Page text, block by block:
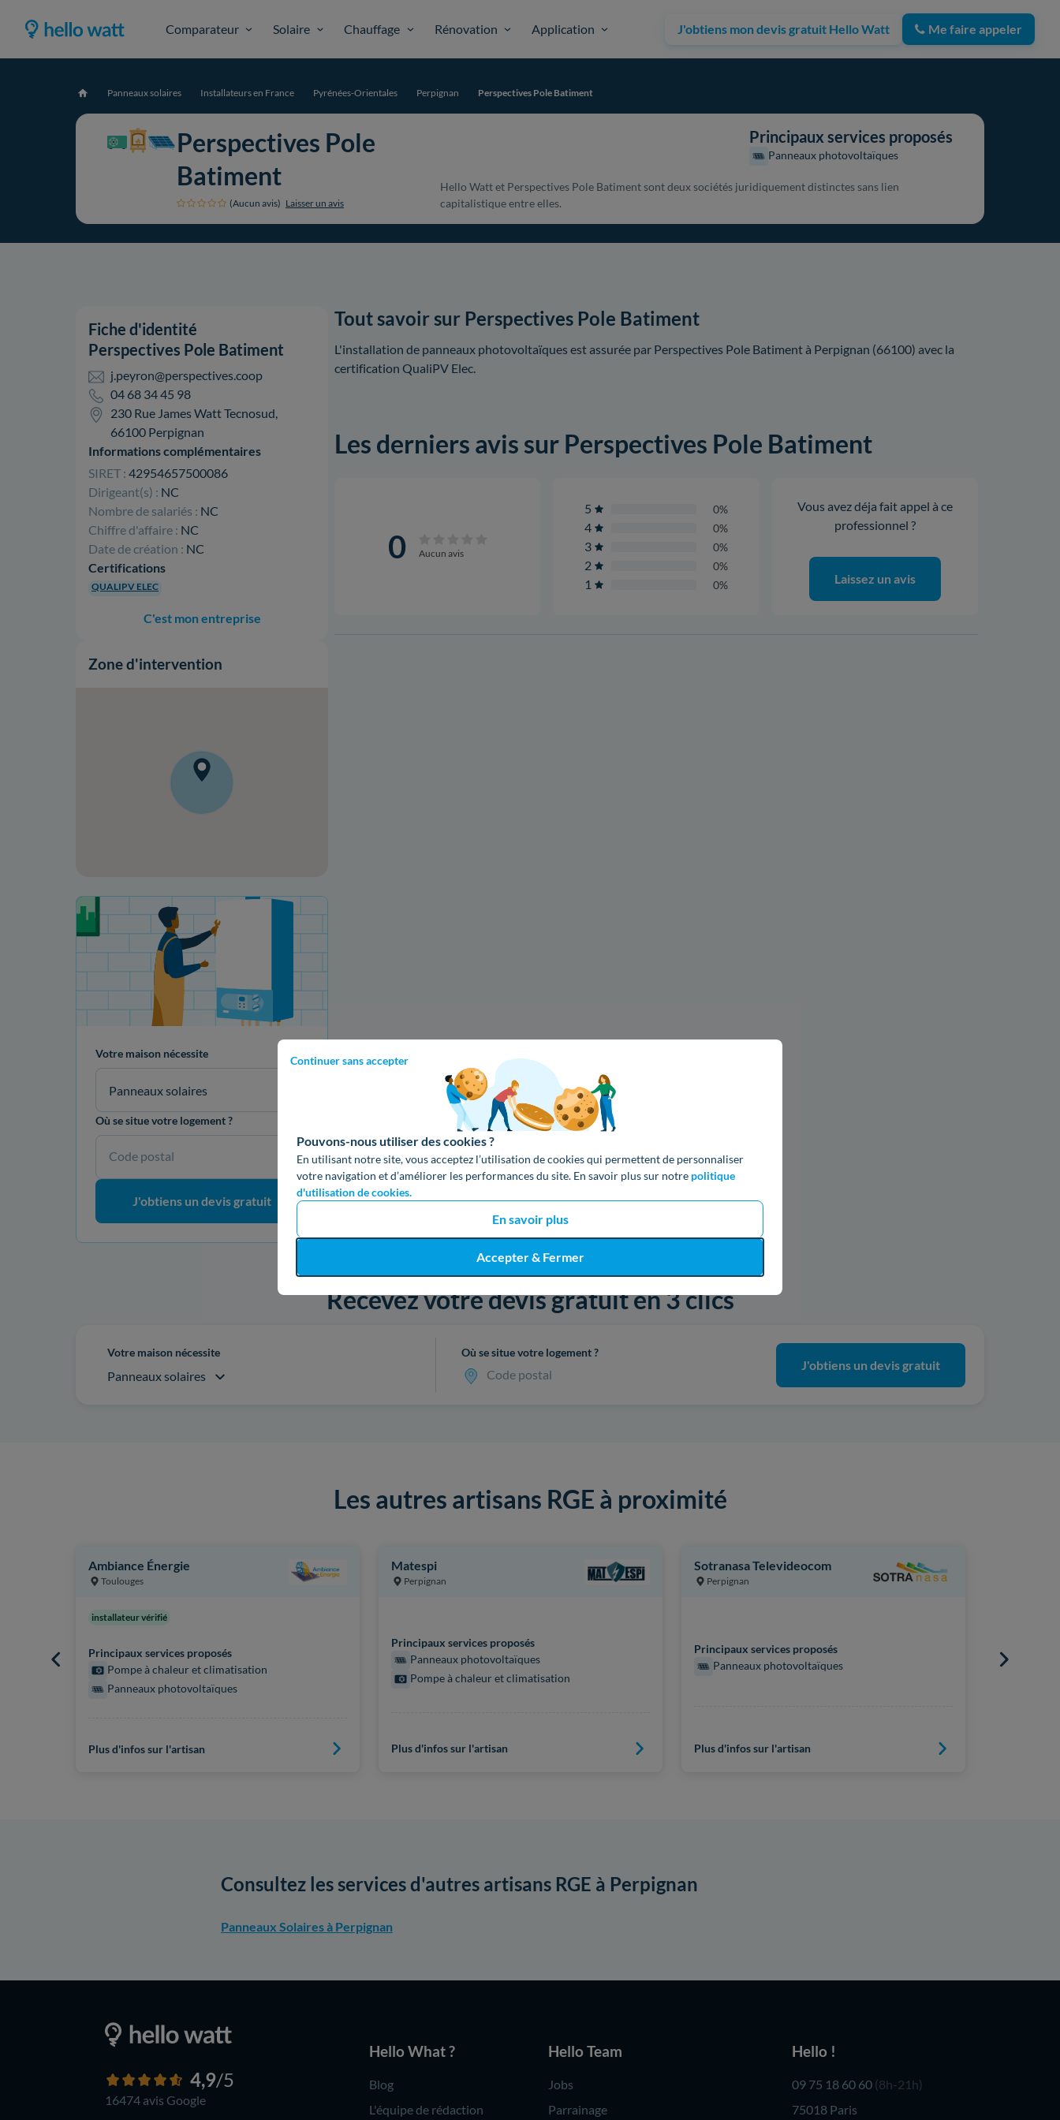
Comparateur Solaire Chauffage Rénovation Application J'obtiens mon devis gratuit Hello Watt Me faire appeler
Continuer sans accepter
Pouvons-nous utiliser des cookies ?
En utilisant notre site, vous acceptez l’utilisation de cookies qui permettent de personnaliser
votre navigation et d’améliorer les performances du site. En savoir plus sur notre politique
d'utilisation de cookies.
En savoir plus
Accepter & Fermer
Accueil Panneaux solaires Installateurs en France Pyrénées-Orientales Perpignan Perspectives Pole Batiment
Perspectives Pole
Batiment
(Aucun avis) Laisser un avis
Principaux services proposés
Panneaux photovoltaïques
Hello Watt et Perspectives Pole Batiment sont deux sociétés juridiquement distinctes sans lien
capitalistique entre elles.
Fiche d'identité
Perspectives Pole Batiment
j.peyron@perspectives.coop
04 68 34 45 98
230 Rue James Watt Tecnosud,
66100 Perpignan
Informations complémentaires
SIRET : 42954657500086
Dirigeant(s) : NC
Nombre de salariés : NC
Chiffre d'affaire : NC
Date de création : NC
Certifications
QUALIPV ELEC
C'est mon entreprise
Zone d'intervention
Votre projet de rénovation
Votre maison nécessite
Panneaux solaires
Où se situe votre logement ?
Code postal
J'obtiens un devis gratuit
Tout savoir sur Perspectives Pole Batiment
L'installation de panneaux photovoltaïques est assurée par Perspectives Pole Batiment à Perpignan (66100) avec la
certification QualiPV Elec.
Les derniers avis sur Perspectives Pole Batiment
0 Aucun avis
5 0%
4 0%
3 0%
2 0%
1 0%
Vous avez déja fait appel à ce
professionnel ?
Laissez un avis
Recevez votre devis gratuit en 3 clics
Votre maison nécessite
Panneaux solaires
Où se situe votre logement ?
Code postal
J'obtiens un devis gratuit
Les autres artisans RGE à proximité
Ambiance Énergie
Toulouges
installateur vérifié
Principaux services proposés
Pompe à chaleur et climatisation
Panneaux photovoltaïques
Plus d'infos sur l'artisan
Matespi
Perpignan
Principaux services proposés
Panneaux photovoltaïques
Pompe à chaleur et climatisation
Plus d'infos sur l'artisan
Sotranasa Televideocom
Perpignan
Principaux services proposés
Panneaux photovoltaïques
Plus d'infos sur l'artisan
Consultez les services d'autres artisans RGE à Perpignan
Panneaux Solaires à Perpignan
4,9/5
16474 avis Google
Hello What ?
Blog
L'équipe de rédaction
Hello Team
Jobs
Parrainage
Hello !
09 75 18 60 60 (8h-21h)
75018 Paris